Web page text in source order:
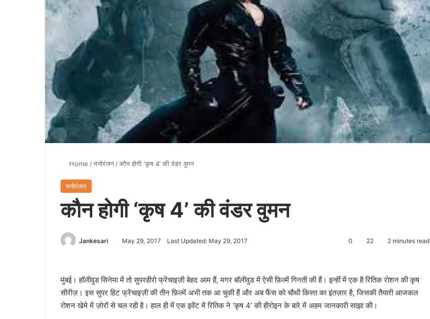
Home /मनोरंजन /कौन होगी ‘कृष 4’ की वंडर वुमन
मनोरंजन
कौन होगी ‘कृष 4’ की वंडर वुमन
Jankesari May 29, 2017 Last Updated: May 29, 2017 0 22 2 minutes read
मुंबई। हॉलीवुड सिनेमा में तो सुपरहीरो फ्रेंचाइज़ी बेहद आम हैं, मगर बॉलीवुड में ऐसी फ़िल्में गिनती की हैं। इन्हीं में एक है रितिक रोशन की कृष
सीरीज़। इस सुपर हिट फ्रेंचाइज़ी की तीन फ़िल्में अभी तक आ चुकी हैं और अब फैंस को चौथी किस्त का इंतज़ार है, जिसकी तैयारी आजकल
रोशन खेमे में ज़ोरों से चल रही है। हाल ही में एक इवेंट में रितिक ने ‘कृष 4’ की हीरोइन के बारे में अहम जानकारी साझा की।